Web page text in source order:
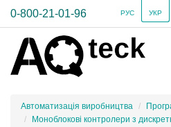
0-800-21-01-96 РУС УКР
Автоматизація виробництва
Моноблокові контролери з